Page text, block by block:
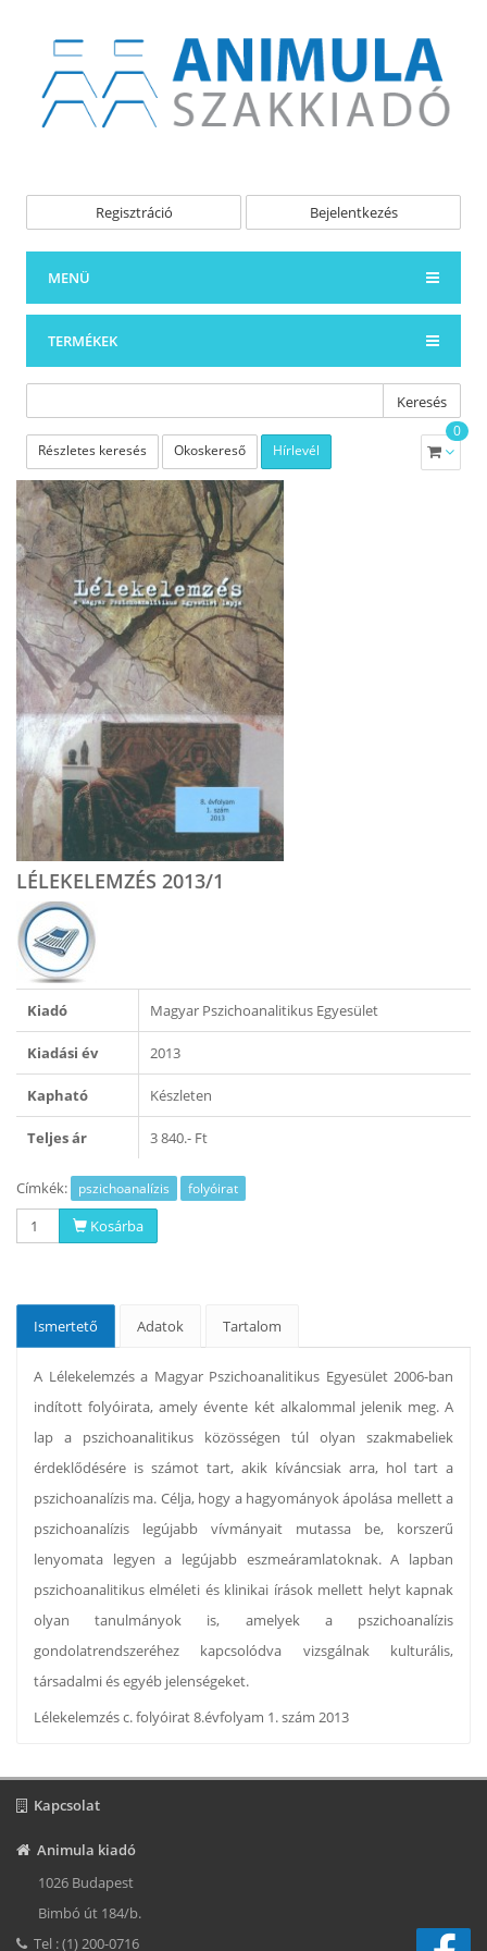
Regisztráció Bejelentkezés
MENÜ
TERMÉKEK
Keresés
Részletes keresés Okoskereső Hírlevél
0
LÉLEKELEMZÉS 2013/1
Kiadó Magyar Pszichoanalitikus Egyesület
Kiadási év 2013
Kapható Készleten
Teljes ár 3 840.- Ft
Címkék: pszichoanalízis folyóirat
Kosárba
Ismertető Adatok Tartalom
A Lélekelemzés a Magyar Pszichoanalitikus Egyesület 2006-ban
indított folyóirata, amely évente két alkalommal jelenik meg. A
lap a pszichoanalitikus közösségen túl olyan szakmabeliek
érdeklődésére is számot tart, akik kíváncsiak arra, hol tart a
pszichoanalízis ma. Célja, hogy a hagyományok ápolása mellett a
pszichoanalízis legújabb vívmányait mutassa be, korszerű
lenyomata legyen a legújabb eszmeáramlatoknak. A lapban
pszichoanalitikus elméleti és klinikai írások mellett helyt kapnak
olyan tanulmányok is, amelyek a pszichoanalízis
gondolatrendszeréhez kapcsolódva vizsgálnak kulturális,
társadalmi és egyéb jelenségeket.
Lélekelemzés c. folyóirat 8.évfolyam 1. szám 2013
Kapcsolat
Animula kiadó
1026 Budapest
Bimbó út 184/b.
Tel : (1) 200-0716